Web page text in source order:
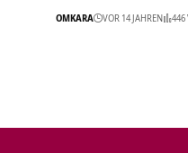
OMKARA VOR 14 JAHREN 446